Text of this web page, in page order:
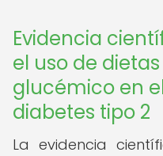
Evidencia
el uso de
glucémico en
diabetes tipo 2
La evidencia